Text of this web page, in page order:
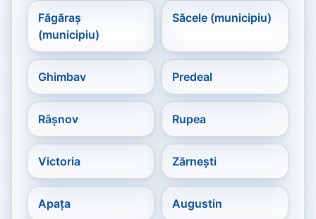
Făgăraș
(municipiu)
Săcele (municipiu)
Ghimbav Predeal
Râșnov Rupea
Victoria Zărnești
Apața Augustin